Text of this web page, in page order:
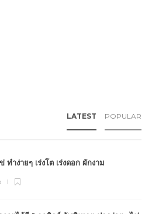
LATEST POPULAR
ทำง่ายๆ เร่งโต เร่งดอก ผักงาม